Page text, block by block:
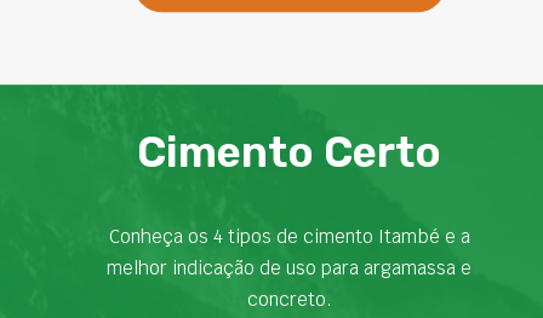
Cimento Certo
Conheça os 4 tipos de cimento Itambé e a
melhor indicação de uso para argamassa e
concreto.